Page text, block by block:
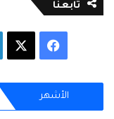
تابعنا
س
الأشهر